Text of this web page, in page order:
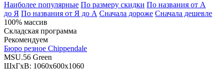
Наиболее популярные По размеру скидки По названия от А
до Я По названия от Я до А Сначала дороже Сначала дешевле
100% массив
Складская программа
Рекомендуем
Бюро резное Chippendale
MSU.56 Green
ШхГхВ: 1060х600х1060